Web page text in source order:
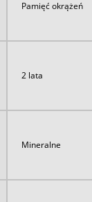
Pamięć okrążeń
2 lata
Mineralne